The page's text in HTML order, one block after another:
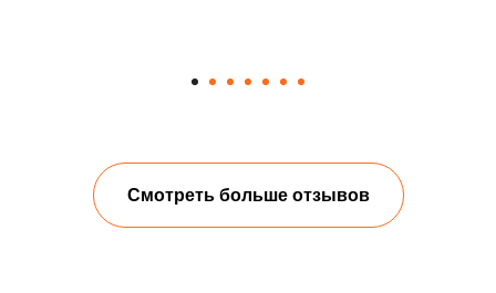
Смотреть больше отзывов